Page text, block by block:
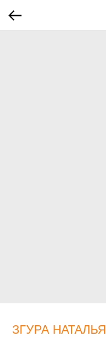
ЗГУРА НАТАЛЬЯ